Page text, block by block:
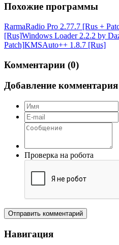
Похожие программы
RarmaRadio Pro 2.77.7 [Rus +
[Rus]Windows Loader 2.2.2 by
Patch]KMSAuto++ 1.8.7 [Rus]
Комментарии (0)
Добавление комментария
Проверка на робота
Отправить комментарий
Навигация